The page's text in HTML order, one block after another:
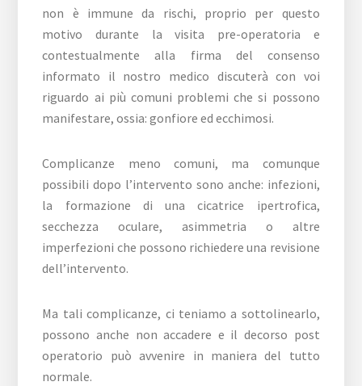
non è immune da rischi, proprio per questo
motivo durante la visita pre-operatoria e
contestualmente alla firma del consenso
informato il nostro medico discuterà con voi
riguardo ai più comuni problemi che si possono
manifestare, ossia: gonfiore ed ecchimosi.
Complicanze meno comuni, ma comunque
possibili dopo l’intervento sono anche: infezioni,
la formazione di una cicatrice ipertrofica,
secchezza oculare, asimmetria o altre
imperfezioni che possono richiedere una revisione
dell’intervento.
Ma tali complicanze, ci teniamo a sottolinearlo,
possono anche non accadere e il decorso post
operatorio può avvenire in maniera del tutto
normale.